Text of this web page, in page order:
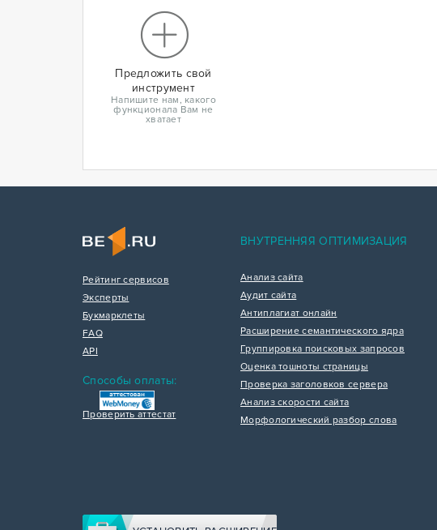
Предложить свой
инструмент
Напишите нам, какого
функционала Вам не
хватает
Рейтинг сервисов
Эксперты
Букмарклеты
FAQ
API
Способы оплаты:
Проверить аттестат
ВНУТРЕННЯЯ ОПТИМИЗАЦИЯ
Анализ сайта
Аудит сайта
Антиплагиат онлайн
Расширение семантического ядра
Группировка поисковых запросов
Оценка тошноты страницы
Проверка заголовков сервера
Анализ скорости сайта
Морфологический разбор слова